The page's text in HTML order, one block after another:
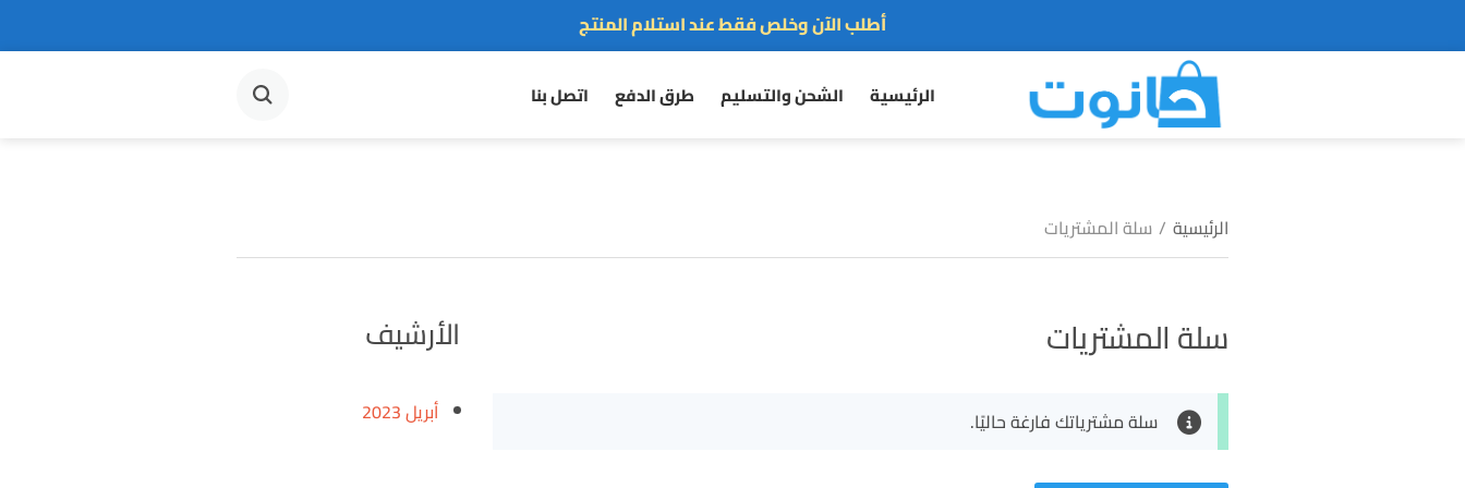
أطلب الآن وخلص فقط عند استلام المنتج
الرئيسية الشحن والتسليم طرق الدفع اتصل بنا
الرئيسية / سلة المشتريات
سلة المشتريات
سلة مشترياتك فارغة حاليًا.
الأرشيف
أبريل 2023